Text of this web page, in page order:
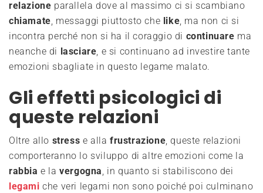
relazione parallela dove al massimo ci si scambiano
chiamate, messaggi piuttosto che like, ma non ci si
incontra perché non si ha il coraggio di continuare ma
neanche di lasciare, e si continuano ad investire tante
emozioni sbagliate in questo legame malato.
Gli effetti psicologici di
queste relazioni
Oltre allo stress e allafrustrazione, queste relazioni
comporteranno lo sviluppo di altre emozioni come la
rabbia e lavergogna, in quanto si stabiliscono dei
legami che veri legami non sono poiché poi culminano